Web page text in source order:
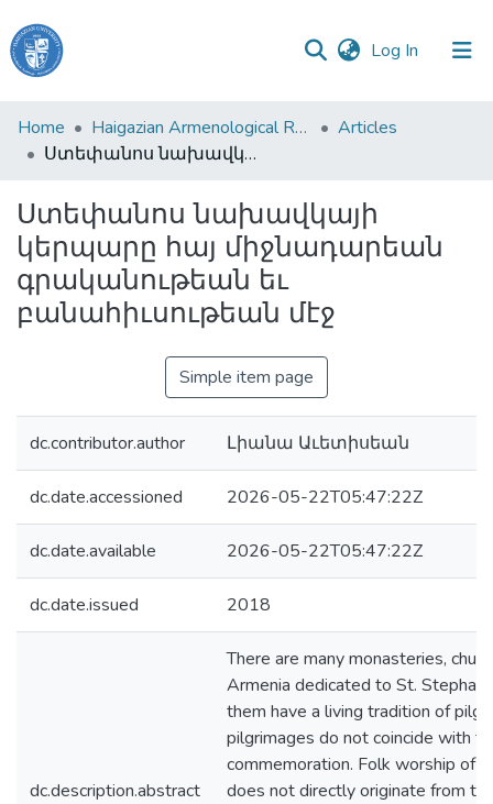
Log In (current)
Haigazian
University
&
Collections
All of DSpace
Home Haigazian Armenological Review
Articles
Ստեփանոս նախավկայի կերպարը հայ միջնադարեան գրականութեան եւ բանահիւսութեան մէջ
Ստեփանոս նախավկայի
կերպարը հայ միջնադարեան
գրականութեան եւ
բանահիւսութեան մէջ
Simple item page
dc.contributor.author Լիանա Աւետիսեան
dc.date.accessioned 2026-05-22T05:47:22Z
dc.date.available 2026-05-22T05:47:22Z
dc.date.issued 2018
dc.description.abstract
There are many monasteries,
Armenia dedicated to St.
them have a living tradition of
pilgrimages do not coincide with
commemoration. Folk worship of
does not directly originate from